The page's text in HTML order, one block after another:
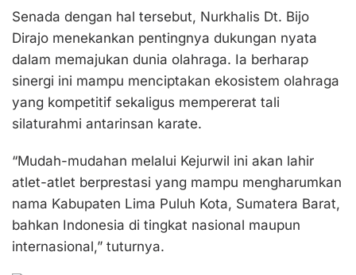
Senada dengan hal tersebut, Nurkhalis Dt. Bijo
Dirajo menekankan pentingnya dukungan nyata
dalam memajukan dunia olahraga. Ia berharap
sinergi ini mampu menciptakan ekosistem olahraga
yang kompetitif sekaligus mempererat tali
silaturahmi antarinsan karate.
“Mudah-mudahan melalui Kejurwil ini akan lahir
atlet-atlet berprestasi yang mampu mengharumkan
nama Kabupaten Lima Puluh Kota, Sumatera Barat,
bahkan Indonesia di tingkat nasional maupun
internasional,” tuturnya.